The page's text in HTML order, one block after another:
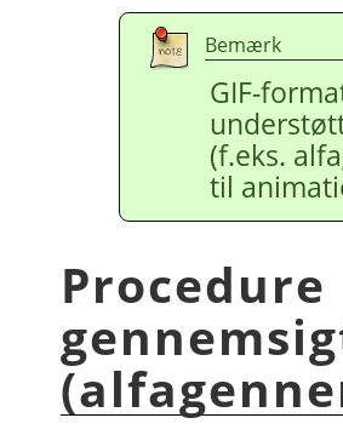
Bemærk
GIF-
(f.eks.
til